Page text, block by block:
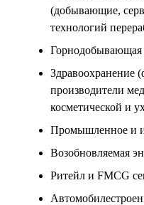
(добывающие,
технологий
Здравоохранение
производители
косметической и
Промышленное и
Возобновляемая
Ритейл и FMCG